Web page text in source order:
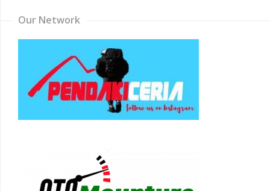
Our Network